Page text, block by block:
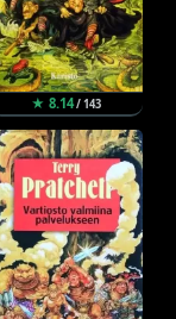
★ 8.14/ 143